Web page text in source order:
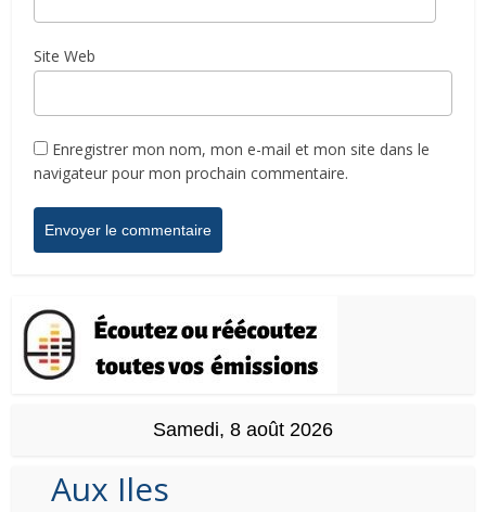
Site Web
Enregistrer mon nom, mon e-mail et mon site dans le
navigateur pour mon prochain commentaire.
Samedi, 8 août 2026
Aux Iles